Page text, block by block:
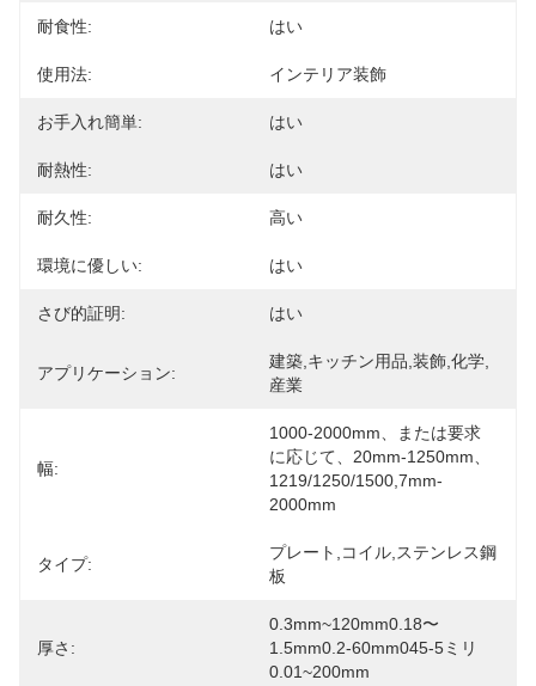
耐食性: はい
使用法: インテリア装飾
お手入れ簡単: はい
耐熱性: はい
耐久性: 高い
環境に優しい: はい
さび的証明: はい
アプリケーション:
建築,キッチン用品,装飾,化学,
産業
幅:
1000-2000mm、または要求
に応じて、20mm-1250mm、
1219/1250/1500,7mm-
2000mm
タイプ:
プレート,コイル,ステンレス鋼
板
厚さ:
0.3mm~120mm0.18〜
1.5mm0.2-60mm045-5ミリ
0.01~200mm